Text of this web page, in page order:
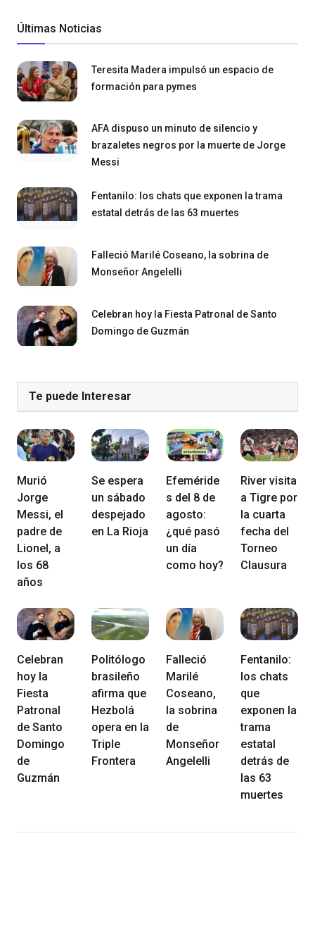
Últimas Noticias
Teresita Madera impulsó un espacio de
formación para pymes
AFA dispuso un minuto de silencio y
brazaletes negros por la muerte de Jorge
Messi
Fentanilo: los chats que exponen la trama
estatal detrás de las 63 muertes
Falleció Marilé Coseano, la sobrina de
Monseñor Angelelli
Celebran hoy la Fiesta Patronal de Santo
Domingo de Guzmán
Te puede Interesar
Murió
Jorge
Messi, el
padre de
Lionel, a
los 68
años
Se espera
un sábado
despejado
en La Rioja
Efeméride
s del 8 de
agosto:
¿qué pasó
un día
como hoy?
River visita
a Tigre por
la cuarta
fecha del
Torneo
Clausura
Celebran
hoy la
Fiesta
Patronal
de Santo
Domingo
de
Guzmán
Politólogo
brasileño
afirma que
Hezbolá
opera en la
Triple
Frontera
Falleció
Marilé
Coseano,
la sobrina
de
Monseñor
Angelelli
Fentanilo:
los chats
que
exponen la
trama
estatal
detrás de
las 63
muertes